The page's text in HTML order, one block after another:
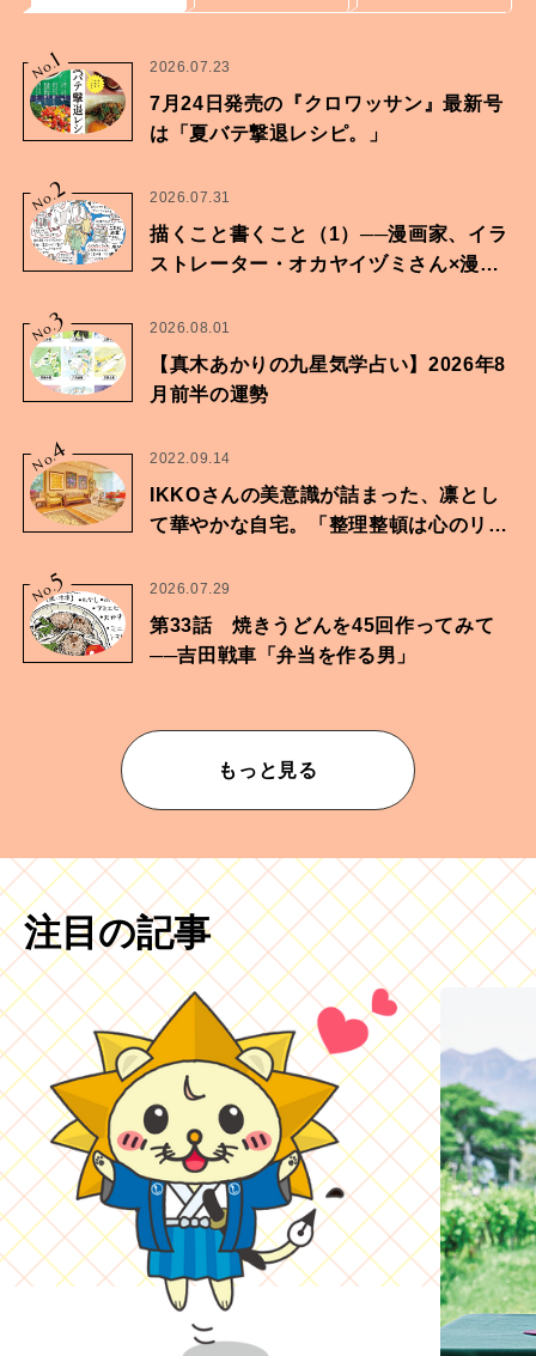
No.
1 2026.07.23
7月24日発売の『クロワッサン』最新号
は「夏バテ撃退レシピ。」
No.2 2026.07.31
描くこと書くこと（1）──漫画家、イラ
ストレーター・オカヤイヅミさん×漫画
No.
3 2026.08.01
【真木あかりの九星気学占い】2026年8
月前半の運勢
No.
4 2022.09.14
IKKOさんの美意識が詰まった、凛とし
て華やかな自宅。「整理整頓は心のリズ
No.
5 2026.07.29
第33話 焼きうどんを45回作ってみて
──吉田戦車「弁当を作る男」
もっと見る
注目の記事